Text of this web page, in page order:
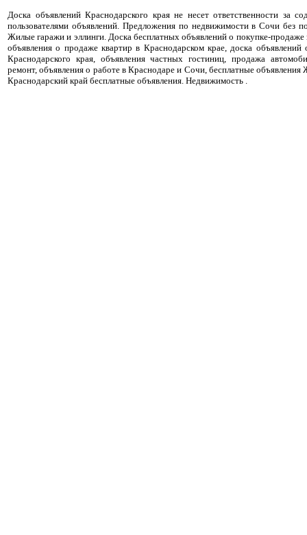
Доска объявлений Краснодарского края не несет ответственности за
пользователями объявлений. Предложения по недвижимости в Сочи без
Жилые гаражи и эллинги. Доска бесплатных объявлений о покупке-
объявления о продаже квартир в Краснодарском крае, доска
Краснодарского края, объявления частных гостиниц, продажа
ремонт, объявления о работе в Краснодаре и Сочи, бесплатные
Краснодарский край бесплатные объявления. Недвижимость .